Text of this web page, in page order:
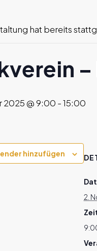
hat bereits
2025 @ 9:00 -15:00
hinzufügen
2.